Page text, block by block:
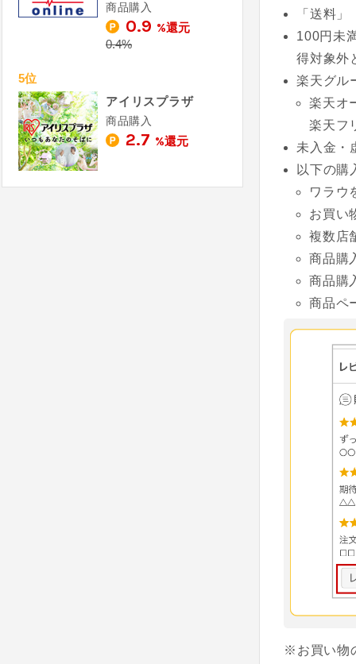
「送料
100円未
得対象外
楽天グル
楽天オ
楽天フ
未入金・
以下の購
ワラウ
お買い
複数店
商品購
商品購
商品ペ
※お買い物
商品購入
0.9 %還元
0.4%
5位
アイリスプラザ
商品購入
2.7 %還元